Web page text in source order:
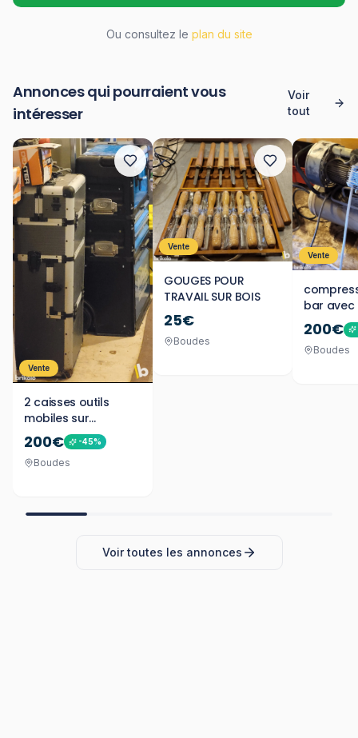
Ou consultez le plan du site
Annonces qui pourraient vous
intéresser
Voir
tout
Vente
2 caisses outils
mobiles sur
roulettes
200€ -45%
Boudes
Vente
GOUGES POUR
TRAVAIL SUR BOIS
25€
Boudes
Vente
bar avec
tampon
200€
Boudes
Voir toutes les annonces